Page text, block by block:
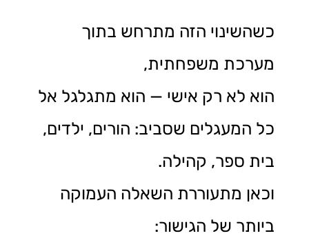
כשהשינוי הזה מתרחש בתוך
מערכת משפחתית,
הוא לא רק אישי — הוא מתגלגל אל
כל המעגלים שסביב: הורים, ילדים,
בית ספר, קהילה.
וכאן מתעוררת השאלה העמוקה
ביותר של הגישור: